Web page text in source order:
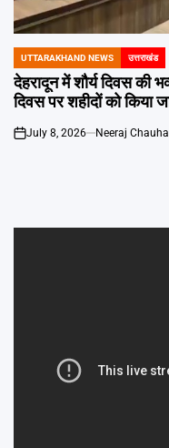
POSTED
IN
UTTARAKHAND NEWS उत्तराखंड
देहरादून में शौर्य दिवस की
दिवस पर शहीदों को किया
on
July 8, 2026 Neeraj